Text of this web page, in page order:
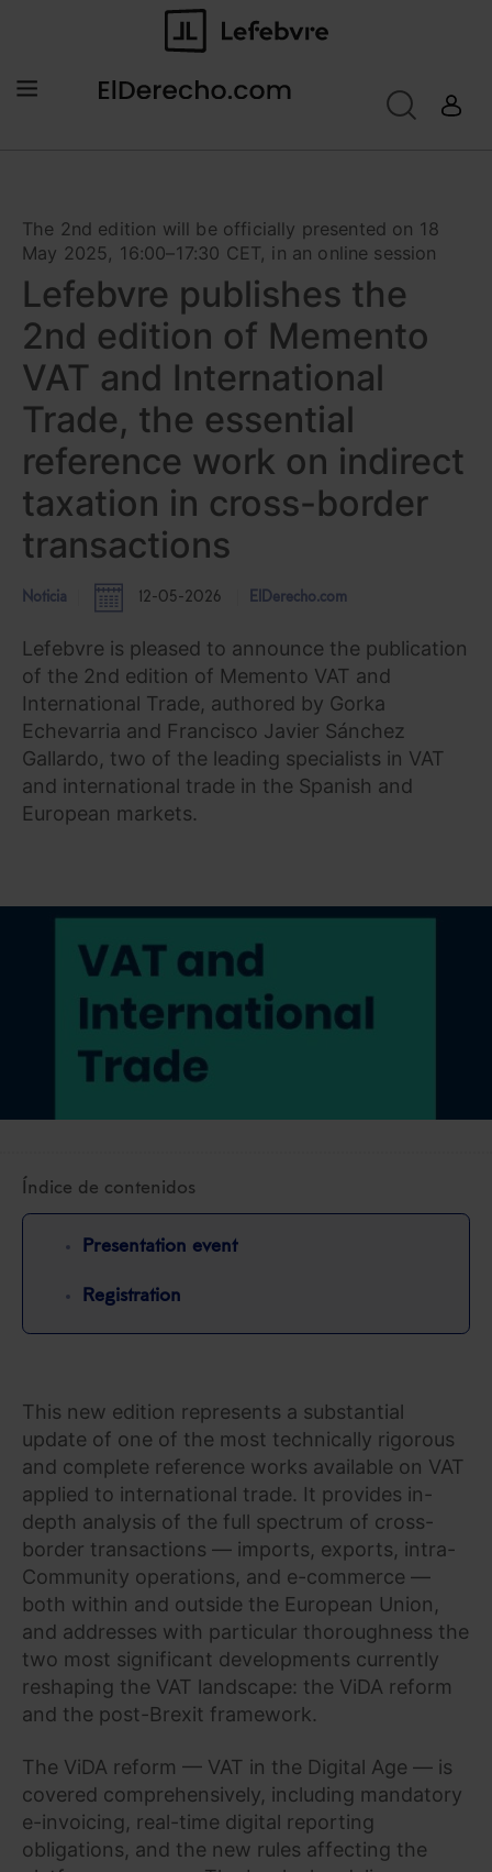
The 2nd edition will be officially presented on 18
May 2025, 16:00–17:30 CET, in an online session
Lefebvre publishes the
2nd edition of Memento
VAT and International
Trade, the essential
reference work on indirect
taxation in cross-border
transactions
Noticia 12-05-2026 ElDerecho.com
Lefebvre is pleased to announce the publication
of the 2nd edition of Memento VAT and
International Trade, authored by Gorka
Echevarria and Francisco Javier Sánchez
Gallardo, two of the leading specialists in VAT
and international trade in the Spanish and
European markets.
Índice de contenidos
Presentation event
Registration
This new edition represents a substantial
update of one of the most technically rigorous
and complete reference works available on VAT
applied to international trade. It provides in-
depth analysis of the full spectrum of cross-
border transactions — imports, exports, intra-
Community operations, and e-commerce —
both within and outside the European Union,
and addresses with particular thoroughness the
two most significant developments currently
reshaping the VAT landscape: the ViDA reform
and the post-Brexit framework.
The ViDA reform — VAT in the Digital Age — is
covered comprehensively, including mandatory
e-invoicing, real-time digital reporting
obligations, and the new rules affecting the